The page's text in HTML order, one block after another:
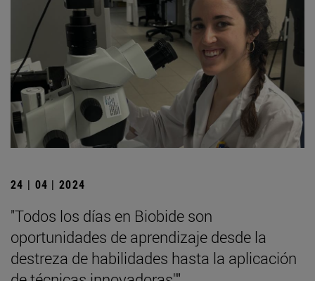
24 | 04 | 2024
"Todos los días en Biobide son
oportunidades de aprendizaje desde la
destreza de habilidades hasta la aplicación